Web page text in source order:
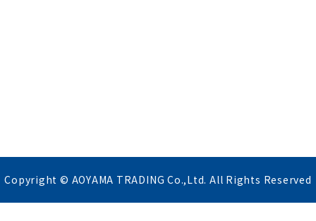
Copyright © AOYAMA TRADING Co.,Ltd. All Rights Reserved